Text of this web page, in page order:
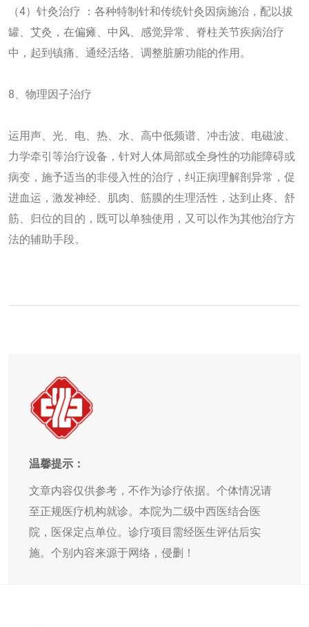
（4）针灸治疗 ：各种特制针和传统针灸因病施治，配以拔
罐、艾灸，在偏瘫、中风、感觉异常、脊柱关节疾病治疗
中，起到镇痛、通经活络、调整脏腑功能的作用。
8、物理因子治疗
运用声、光、电、热、水、高中低频谱、冲击波、电磁波、
力学牵引等治疗设备，针对人体局部或全身性的功能障碍或
病变，施予适当的非侵入性的治疗，纠正病理解剖异常，促
进血运，激发神经、肌肉、筋膜的生理活性，达到止疼、舒
筋、归位的目的，既可以单独使用，又可以作为其他治疗方
法的辅助手段。
温馨提示：
文章内容仅供参考，不作为诊疗依据。个体情况请
至正规医疗机构就诊。本院为二级中西医结合医
院，医保定点单位。诊疗项目需经医生评估后实
施。个别内容来源于网络，侵删！